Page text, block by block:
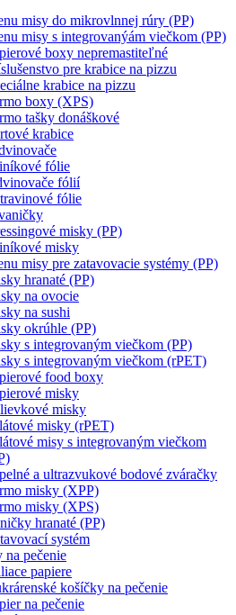
misy do mikrovlnnej rúry (PP)
misy s integrovanýám viečkom (PP)
boxy nepremastiteľné
pre krabice na pizzu
krabice na pizzu
boxy (XPS)
tašky donáškové
krabice
fólie
fólií
fólie
misky (PP)
misky
misy pre zatavovacie systémy (PP)
hranaté (PP)
na ovocie
na sushi
okrúhle (PP)
s integrovaným viečkom (PP)
s integrovaným viečkom (rPET)
food boxy
misky
misky
misky (rPET)
misy s integrovaným viečkom
a ultrazvukové bodové zváračky
misky (XPP)
misky (XPS)
hranaté (PP)
systém
na pečenie
papiere
košíčky na pečenie
na pečenie